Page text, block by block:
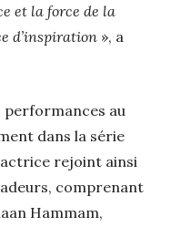
et la force de la
d’inspiration », a
performances au
dans la série
rejoint ainsi
comprenant
Hammam,